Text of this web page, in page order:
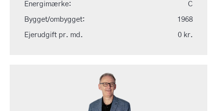
Energimærke: C
Bygget/ombygget: 1968
Ejerudgift pr. md. 0 kr.